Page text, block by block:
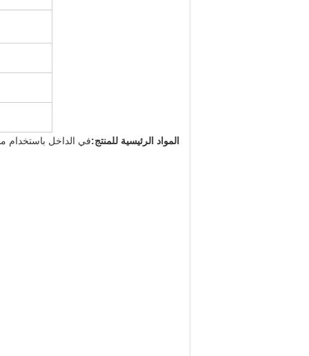
المواد الرئيسية للمنتج:في الداخل باستخدام